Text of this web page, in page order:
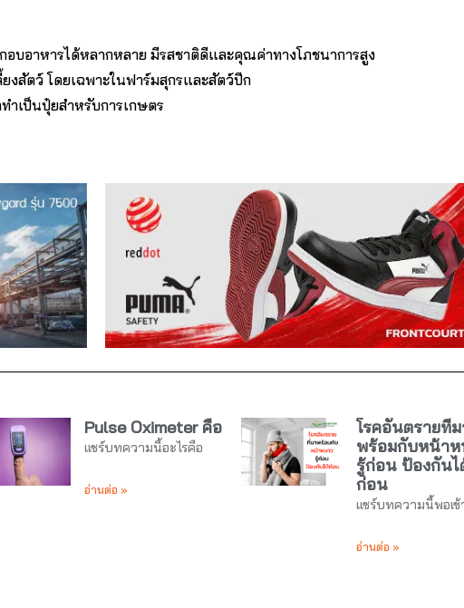
อบอาหารได้หลากหลาย มีรสชาติดีและคุณค่าทางโภชนาการสูง
งสัตว์ โดยเฉพาะในฟาร์มสุกรและสัตว์ปีก
ำเป็นปุ๋ยสำหรับการเกษตร
Pulse Oximeter คือ
แชร์บทความนี้อะไรคือ
อ่านต่อ »
โรคอันตรายที่ม
พร้อมกับหน้าห
รู้ก่อน ป้องกันไ
ก่อน
แชร์บทความนี้พอเข้
อ่านต่อ »